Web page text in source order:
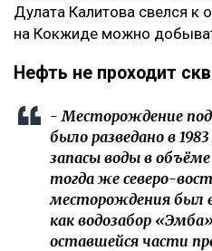
Дулата Калитова свелся к
на Кокжиде можно
Нефть не проходит
- Месторождение
было разведано в
запасы воды в
тогда же северо-
месторождения был
как водозабор
оставшейся части